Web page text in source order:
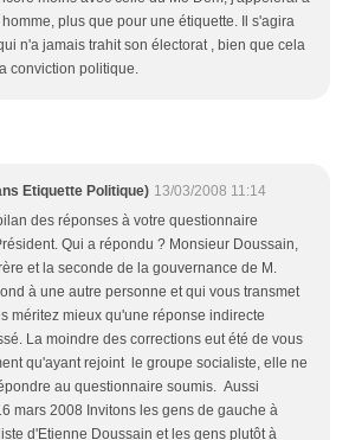
plus que pour une étiquette. Il s'agira
n'a jamais trahit son électorat , bien que cela
conviction politique.
Etiquette Politique) 13/03/2008 11:14
des réponses à votre questionnaire
Qui a répondu ? Monsieur Doussain,
et la seconde de la gouvernance de M.
à une autre personne et qui vous transmet
méritez mieux qu'une réponse indirecte
La moindre des corrections eut été de vous
qu'ayant rejoint le groupe socialiste, elle ne
au questionnaire soumis. Aussi
mars 2008 Invitons les gens de gauche à
d'Etienne Doussain et les gens plutôt à